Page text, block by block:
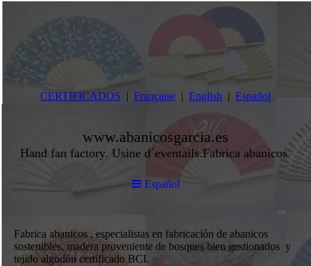
CERTIFICADOS Française English Español
www.abanicosgarcia.es
Hand fan factory. Usine d´eventails.Fabrica abanicos
Español
Fabrica abanicos , especialistas en fabricación de abanicos
sostenibles, madera proveniente de bosques bien gestionados y
tejido algodón certificado BCI.